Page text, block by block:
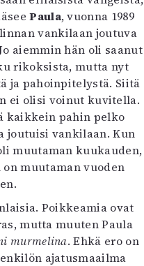
Paula, vuonna 1989
vankilaan joutuva
aiemmin hän oli saanut
rikoksista, mutta nyt
ja pahoinpitelystä. Siitä
ei olisi voinut kuvitella.
kaikkein pahin pelko
joutuisi vankilaan. Kun
muutaman kuukauden,
on muutaman vuoden
Poikkeamia ovat
mutta muuten Paula
murmelina. Ehkä ero on
ajatusmaailma